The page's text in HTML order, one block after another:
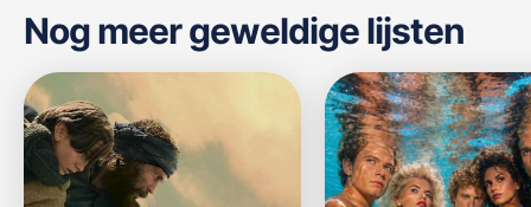
Nog meer geweldige lijsten